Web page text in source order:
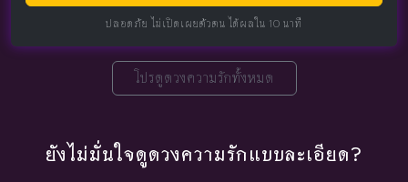
ปลอดภัย ไม่เปิดเผยตัวตน ได้ผลใน 10 นาที
โปรดูดวงความรักทั้งหมด
ยังไม่มั่นใจดูดวงความรักแบบละเอียด?